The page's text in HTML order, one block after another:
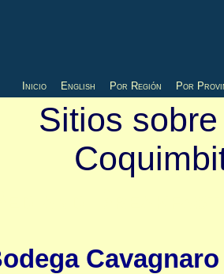
Inicio English Por Región Por
Sitios
Cavagnaro